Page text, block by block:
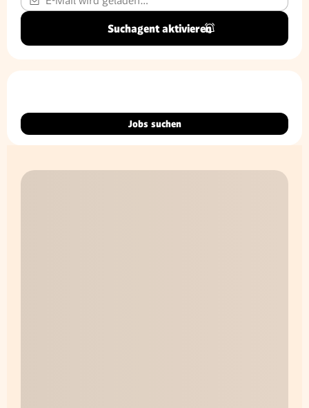
Suchagent aktivieren
Jobs suchen